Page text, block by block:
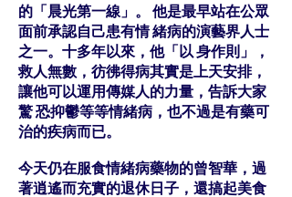
的「晨光第一線」。 他是最早站在公眾
面前承認自己患有情 緒病的演藝界人士
之一。十多年以來，他「以 身作則」，
救人無數，彷彿得病其實是上天安排，
讓他可以運用傳媒人的力量，告訴大家
驚 恐抑鬱等等情緒病，也不過是有藥可
治的疾病而已。
今天仍在服食情緒病藥物的曾智華，過
著逍遙而充實的退休日子，還搞起美食